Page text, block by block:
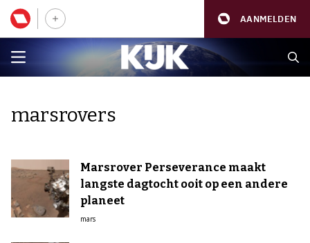
AANMELDEN
marsrovers
Marsrover Perseverance maakt
langste dagtocht ooit op een andere
planeet
mars